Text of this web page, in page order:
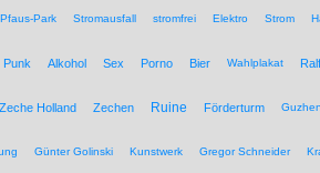
Park Stromausfall stromfrei Elektro Strom
Punk Alkohol Sex Porno Bier Wahlplakat
Zeche Holland Zechen Ruine Förderturm
Günter Golinski Kunstwerk Gregor Schneider